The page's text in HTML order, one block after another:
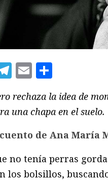
Telegram
Email
rechaza la idea de
una chapa en el suelo.
de Ana María
no tenía perras
los bolsillos,